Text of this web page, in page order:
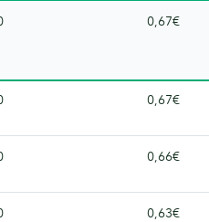
0,67€
0,67€
0,66€
0,63€